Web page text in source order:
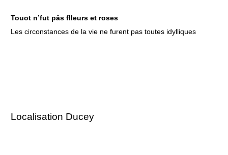
Touot n’fut pâs flleurs et roses
Les circonstances de la vie ne furent pas toutes idylliques
Localisation Ducey